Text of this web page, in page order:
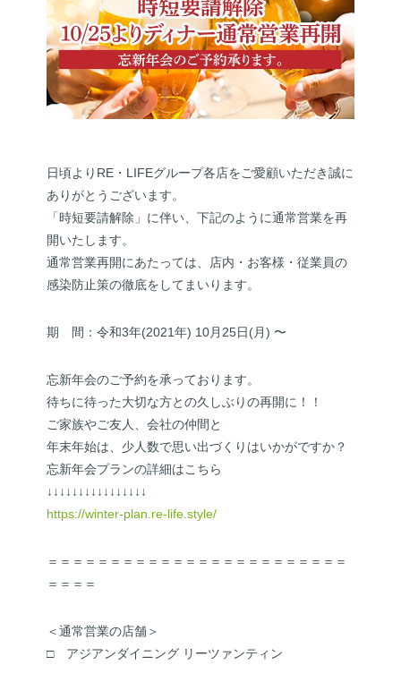
日頃よりRE・LIFEグループ各店をご愛顧いただき誠に
ありがとうございます。
「時短要請解除」に伴い、下記のように通常営業を再
開いたします。
通常営業再開にあたっては、店内・お客様・従業員の
感染防止策の徹底をしてまいります。
期 間：令和3年(2021年) 10月25日(月) 〜
忘新年会のご予約を承っております。
待ちに待った大切な方との久しぶりの再開に！！
ご家族やご友人、会社の仲間と
年末年始は、少人数で思い出づくりはいかがですか？
忘新年会プランの詳細はこちら
↓↓↓↓↓↓↓↓↓↓↓↓↓↓↓↓
https://winter-plan.re-life.style/
＝＝＝＝＝＝＝＝＝＝＝＝＝＝＝＝＝＝＝＝＝＝＝＝
＝＝＝＝
＜通常営業の店舗＞
□ アジアンダイニング リーツァンティン